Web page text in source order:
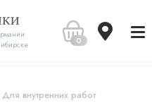
0
Для внутренних работ